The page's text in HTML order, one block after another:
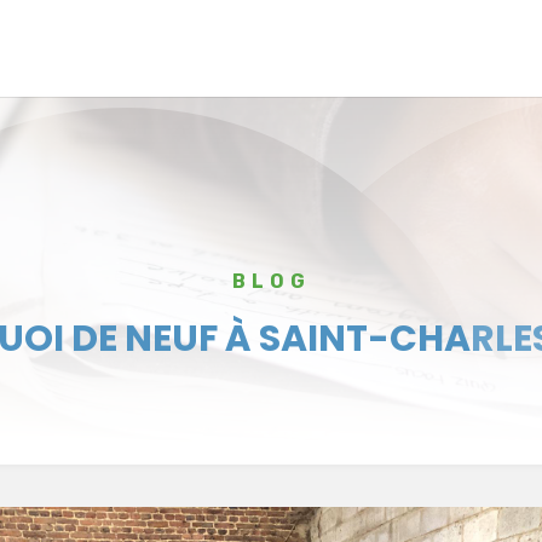
BLOG
DE NEUF À SAINT-